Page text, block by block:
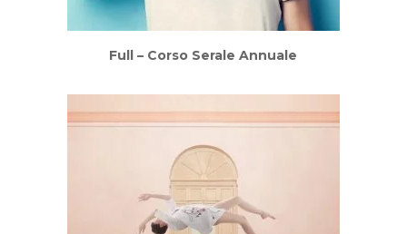
Full – Corso Serale Annuale